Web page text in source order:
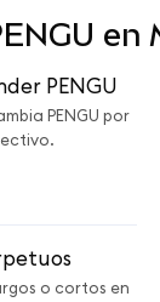
en
PENGU
PENGU por
o cortos en